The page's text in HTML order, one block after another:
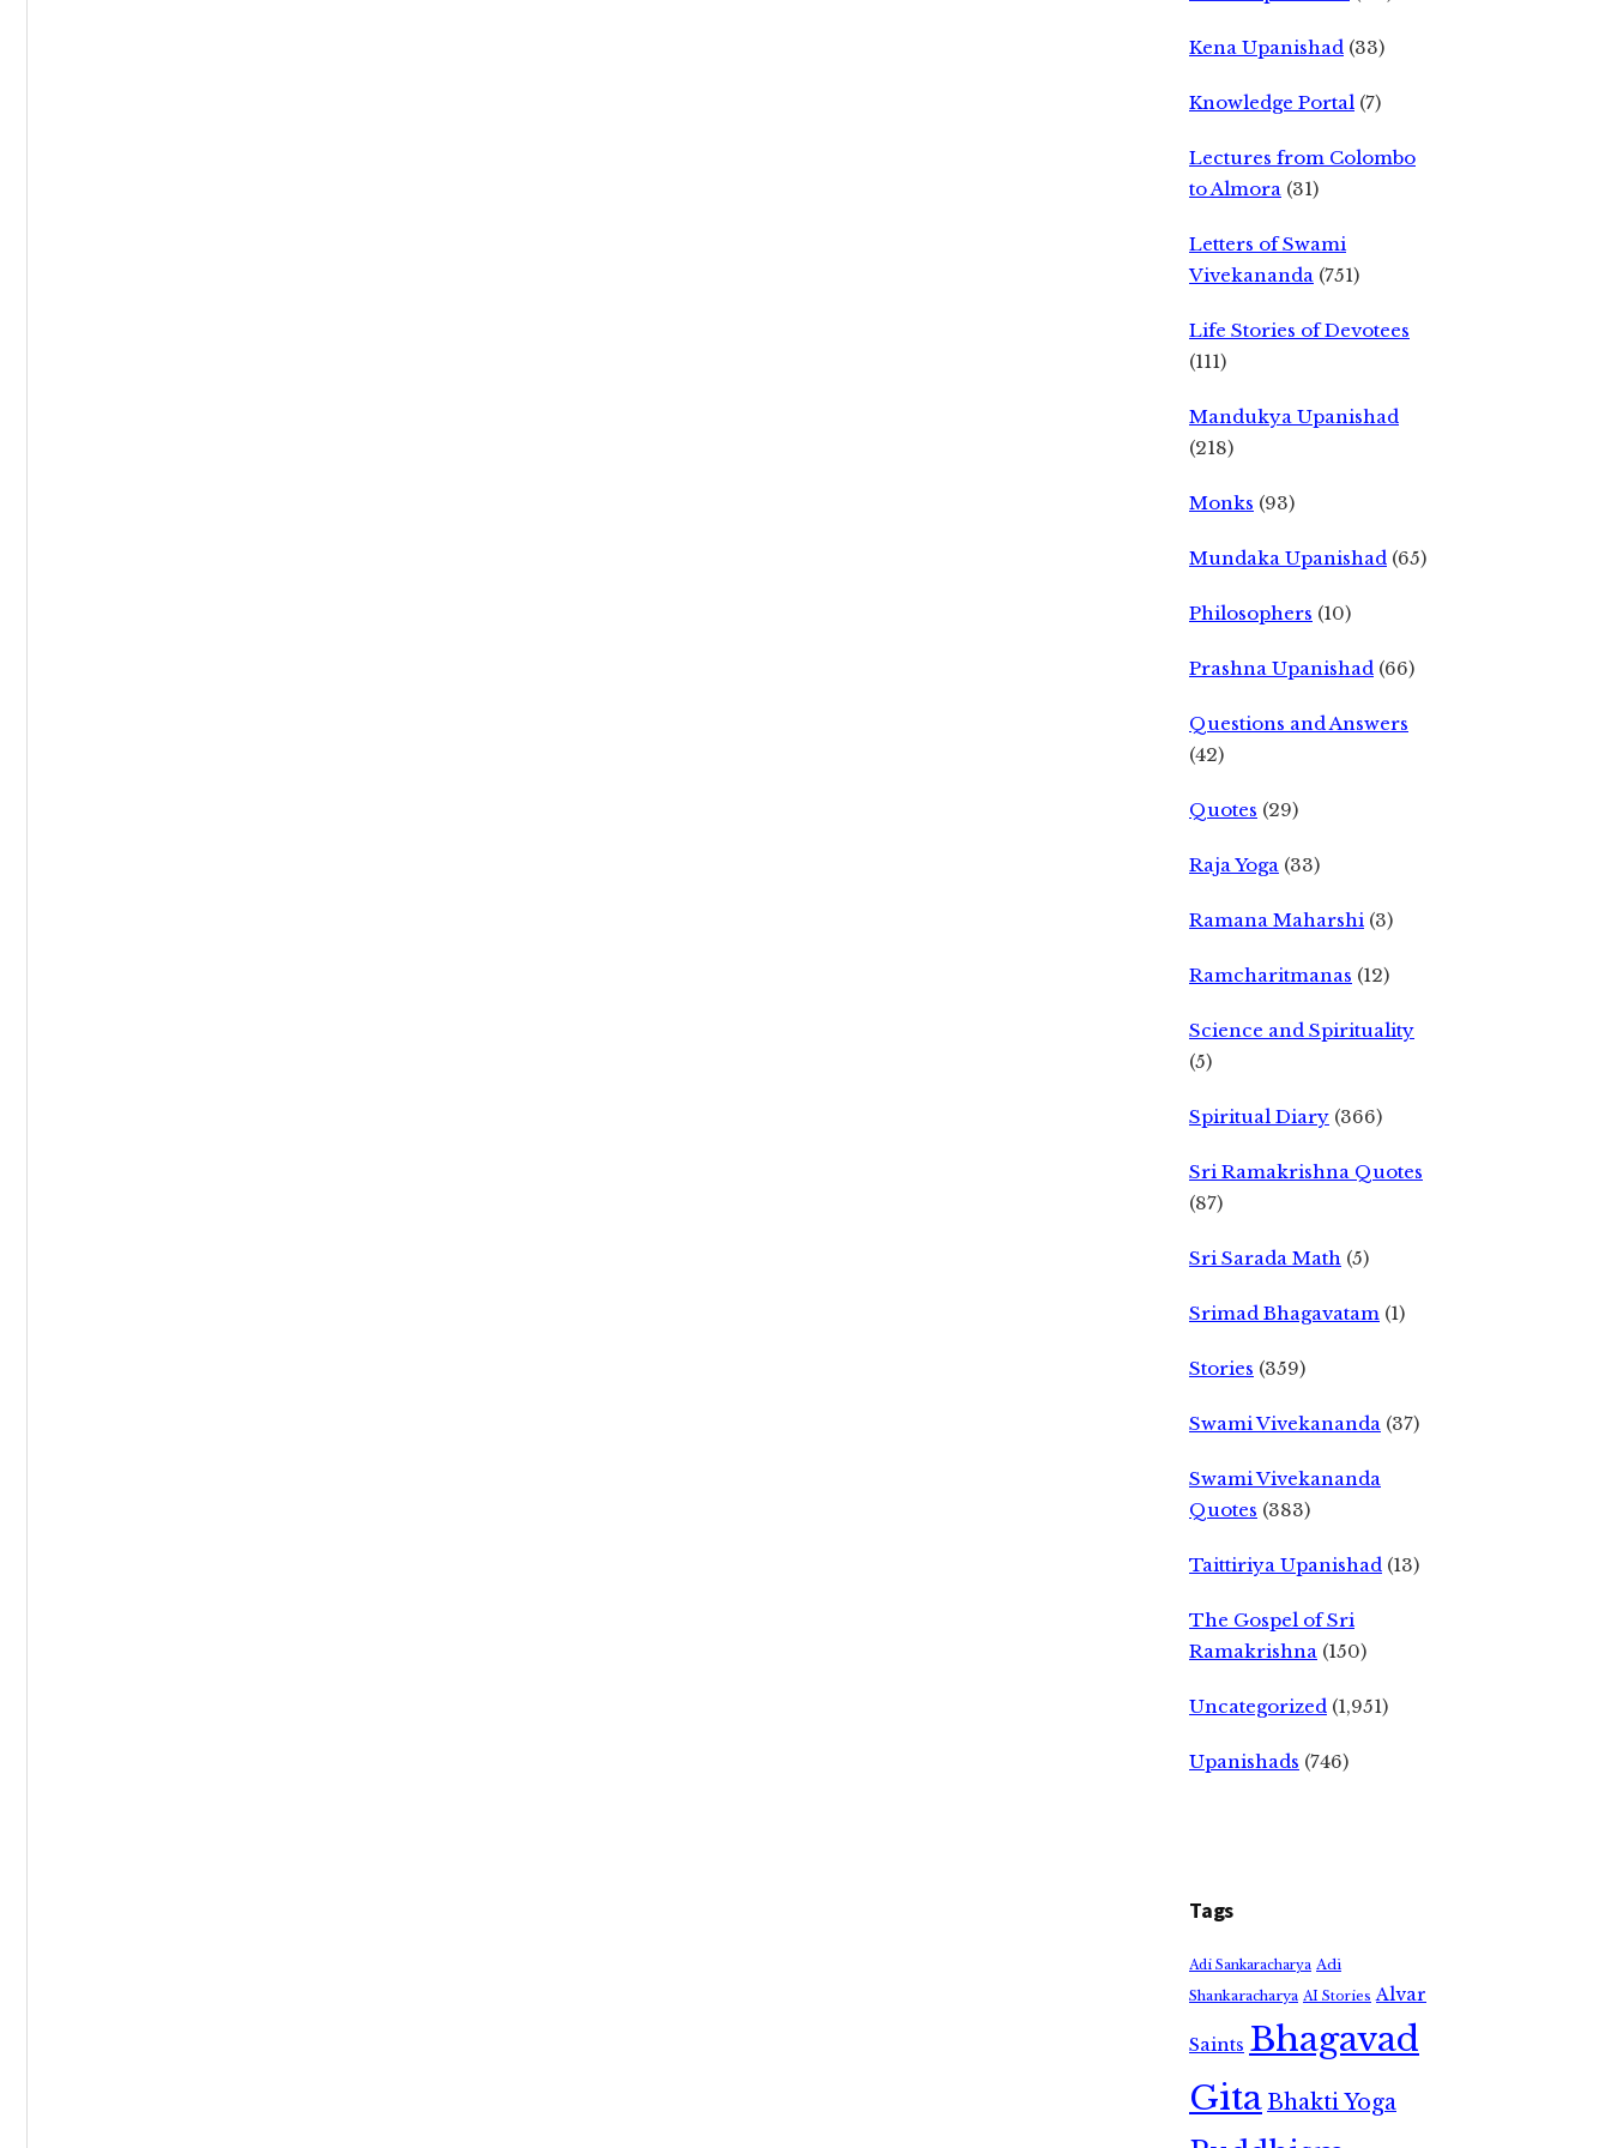
Kena Upanishad (33)
Knowledge Portal (7)
Lectures from Colombo
to Almora (31)
Letters of Swami
Vivekananda (751)
Life Stories of Devotees
(111)
Mandukya Upanishad
(218)
Monks (93)
Mundaka Upanishad (65)
Philosophers (10)
Prashna Upanishad (66)
Questions and Answers
(42)
Quotes (29)
Raja Yoga (33)
Ramana Maharshi (3)
Ramcharitmanas (12)
Science and Spirituality
(5)
Spiritual Diary (366)
Sri Ramakrishna Quotes
(87)
Sri Sarada Math (5)
Srimad Bhagavatam (1)
Stories (359)
Swami Vivekananda (37)
Swami Vivekananda
Quotes (383)
Taittiriya Upanishad (13)
The Gospel of Sri
Ramakrishna (150)
Uncategorized (1,951)
Upanishads (746)
Tags
Adi Sankaracharya Adi
Shankaracharya AI Stories Alvar
Saints Bhagavad
GitaBhakti Yoga